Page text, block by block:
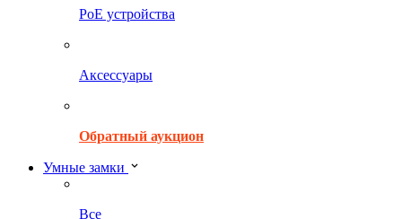
PoE устройства
Аксессуары
Обратный аукцион
Умные замки
Все